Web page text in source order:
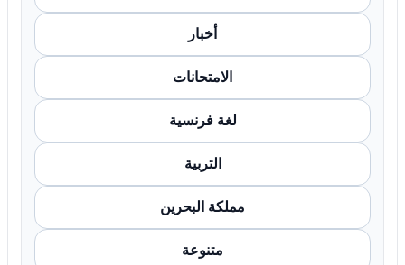
أخبار
الامتحانات
لغة فرنسية
التربية
مملكة البحرين
متنوعة